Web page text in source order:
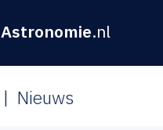
Astronomie.nl
Nieuws